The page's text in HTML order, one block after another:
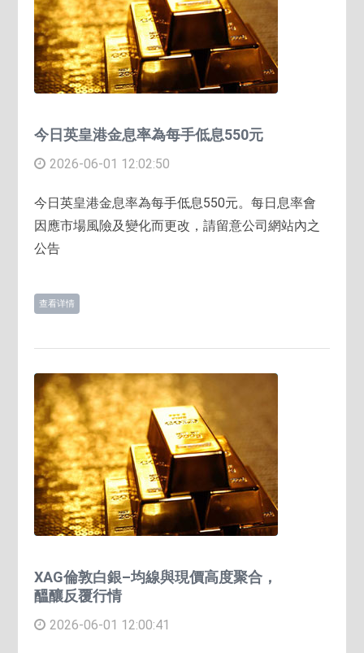
今日英皇港金息率為每手低息550元
2026-06-01 12:02:50
今日英皇港金息率為每手低息550元。每日息率會
因應市場風險及變化而更改，請留意公司網站內之
公告
查看详情
XAG倫敦白銀–均線與現價高度聚合，
醞釀反覆行情
2026-06-01 12:00:41